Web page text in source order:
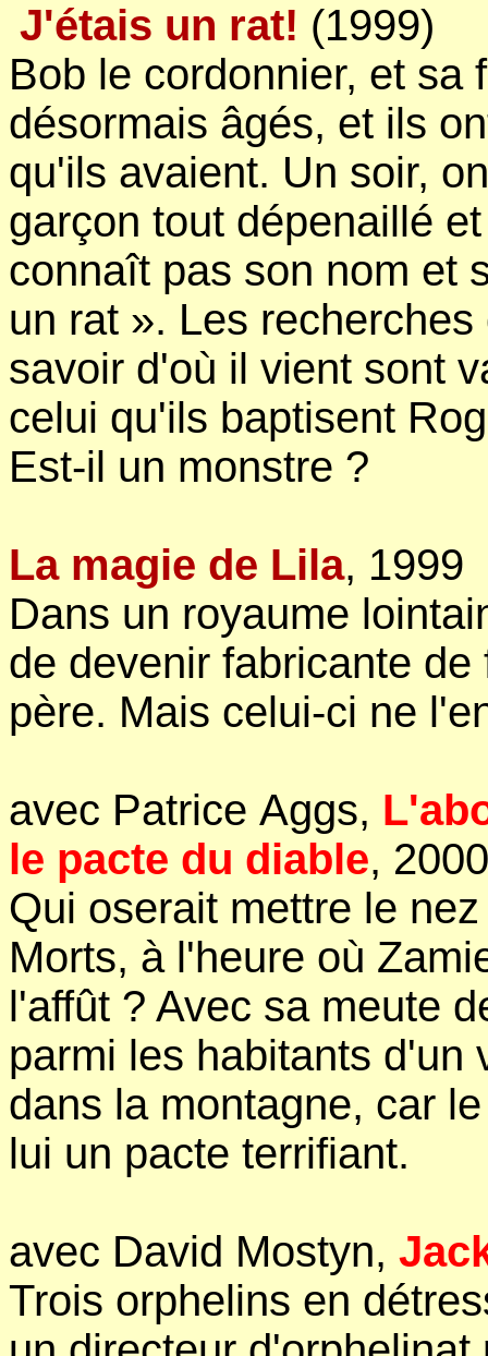
J'étais un rat! (1999)
Bob le cordonnier, et sa
désormais âgés, et ils
qu'ils avaient. Un soir,
garçon tout dépenaillé
connaît pas son nom et
un rat ». Les
savoir d'où il vient sont
celui qu'ils baptisent
Est-il un monstre ?
La magie de Lila, 1999
Dans un royaume
de devenir fabricante
père. Mais celui-ci ne
avec Patrice Aggs,
le pacte du diable, 2000
Qui oserait mettre le
Morts, à l'heure où
l'affût ? Avec sa meute
parmi les habitants d'un
dans la montagne, car
lui un pacte terrifiant.
avec David Mostyn,
Trois orphelins en